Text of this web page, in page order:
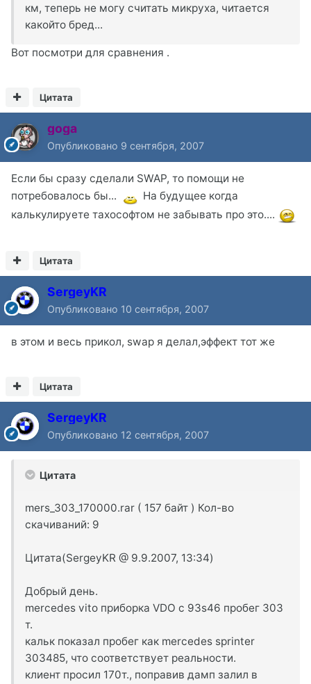
км, теперь не могу считать микруха, читается
какойто бред...
Вот посмотри для сравнения .
Цитата
goga
Опубликовано 9 сентября, 2007
Если бы сразу сделали SWAP, то помощи не
потребовалось бы...
На будущее когда
калькулируете тахософтом не забывать про это....
Цитата
SergeyKR
Опубликовано 10 сентября, 2007
в этом и весь прикол, swap я делал,эффект тот же
Цитата
SergeyKR
Опубликовано 12 сентября, 2007
Цитата
mers_303_170000.rar ( 157 байт ) Кол-во
скачиваний: 9
Цитата(SergeyKR @ 9.9.2007, 13:34)
Добрый день.
mercedes vito приборка VDO с 93s46 пробег 303
т.
кальк показал пробег как mercedes sprinter
303485, что соответствует реальности.
клиент просил 170т., поправив дамп залил в